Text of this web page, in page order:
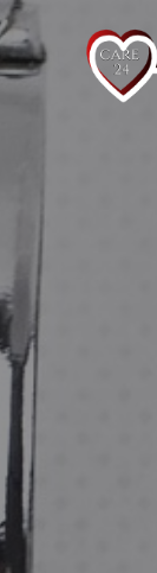
Skip
to
content